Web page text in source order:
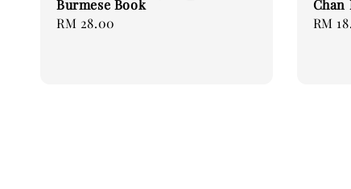
Burmese Book
Regular
RM 28.00
Chan
RM